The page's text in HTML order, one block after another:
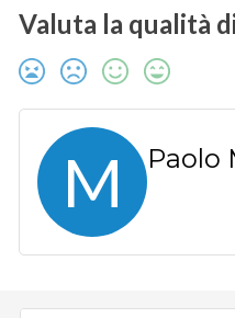
Valuta la qualità
M Paolo